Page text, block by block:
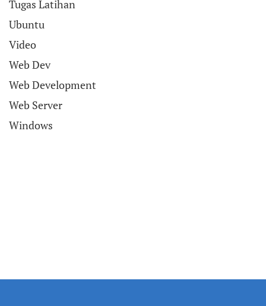
Tugas Latihan
Ubuntu
Video
Web Dev
Web Development
Web Server
Windows